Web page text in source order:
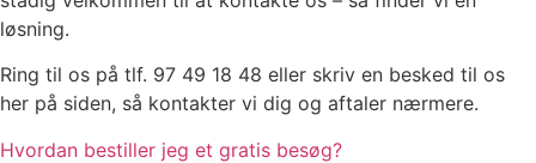
løsning.
Ring til os på tlf. 97 49 18 48 eller skriv en besked til os
her på siden, så kontakter vi dig og aftaler nærmere.
Hvordan bestiller jeg et gratis besøg?